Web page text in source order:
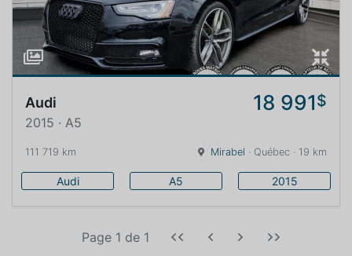
Audi 18 991$
2015 · A5
111 719 km Mirabel · Québec · 19 km
Audi A5 2015
Page 1 de 1